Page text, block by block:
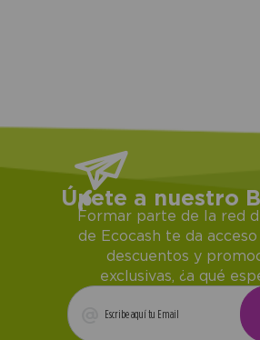
Únete a nuestro
Formar parte de la red
de Ecocash te da acceso
descuentos y
exclusivas, ¿a qué